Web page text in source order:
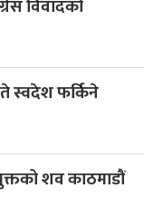
विवादको
स्वदेश फर्किने
शव काठमाडौं